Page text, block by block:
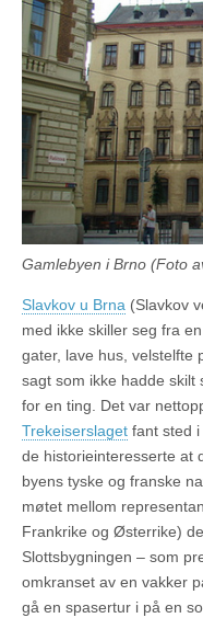
Gamlebyen i Brno (Foto
Slavkov u Brna (Slavkov
med ikke skiller seg fra
gater, lave hus,
sagt som ikke hadde
for en ting. Det var
Trekeiserslaget fant sted
de historieinteresserte at
byens tyske og franske
møtet mellom
Frankrike og Østerrike)
Slottsbygningen – som
omkranset av en vakker
gå en spasertur i på en